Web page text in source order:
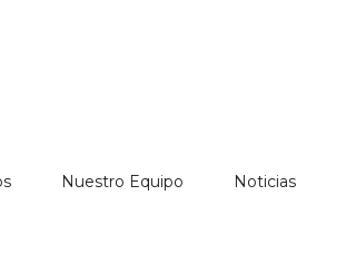
Nuestro Equipo Noticias